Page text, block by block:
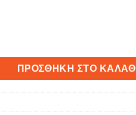
ΠΡΟΣΘΉΚΗ ΣΤΟ ΚΑΛΆΘΙ